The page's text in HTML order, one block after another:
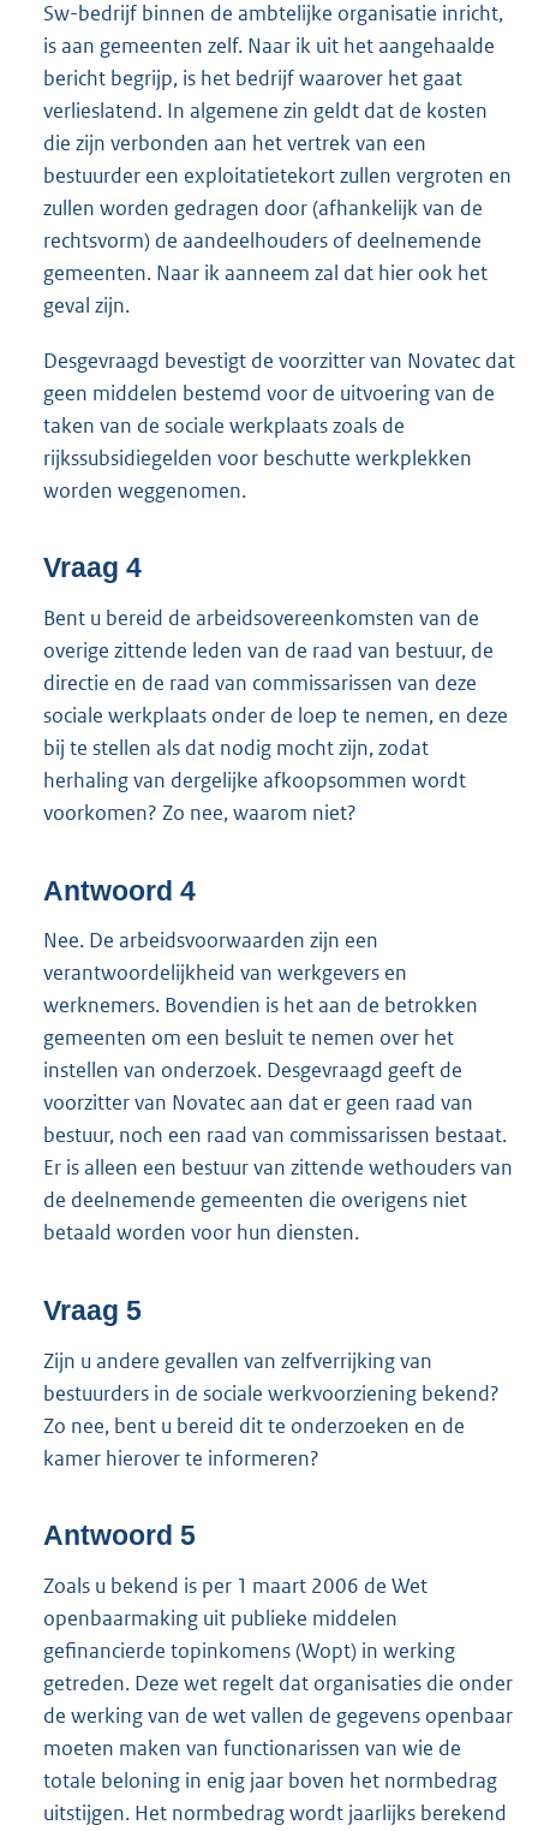
Sw-bedrijf binnen de ambtelijke organisatie inricht,
is aan gemeenten zelf. Naar ik uit het aangehaalde
bericht begrijp, is het bedrijf waarover het gaat
verlieslatend. In algemene zin geldt dat de kosten
die zijn verbonden aan het vertrek van een
bestuurder een exploitatietekort zullen vergroten en
zullen worden gedragen door (afhankelijk van de
rechtsvorm) de aandeelhouders of deelnemende
gemeenten. Naar ik aanneem zal dat hier ook het
geval zijn.
Desgevraagd bevestigt de voorzitter van Novatec dat
geen middelen bestemd voor de uitvoering van de
taken van de sociale werkplaats zoals de
rijkssubsidiegelden voor beschutte werkplekken
worden weggenomen.
Vraag 4
Bent u bereid de arbeidsovereenkomsten van de
overige zittende leden van de raad van bestuur, de
directie en de raad van commissarissen van deze
sociale werkplaats onder de loep te nemen, en deze
bij te stellen als dat nodig mocht zijn, zodat
herhaling van dergelijke afkoopsommen wordt
voorkomen? Zo nee, waarom niet?
Antwoord 4
Nee. De arbeidsvoorwaarden zijn een
verantwoordelijkheid van werkgevers en
werknemers. Bovendien is het aan de betrokken
gemeenten om een besluit te nemen over het
instellen van onderzoek. Desgevraagd geeft de
voorzitter van Novatec aan dat er geen raad van
bestuur, noch een raad van commissarissen bestaat.
Er is alleen een bestuur van zittende wethouders van
de deelnemende gemeenten die overigens niet
betaald worden voor hun diensten.
Vraag 5
Zijn u andere gevallen van zelfverrijking van
bestuurders in de sociale werkvoorziening bekend?
Zo nee, bent u bereid dit te onderzoeken en de
kamer hierover te informeren?
Antwoord 5
Zoals u bekend is per 1 maart 2006 de Wet
openbaarmaking uit publieke middelen
gefinancierde topinkomens (Wopt) in werking
getreden. Deze wet regelt dat organisaties die onder
de werking van de wet vallen de gegevens openbaar
moeten maken van functionarissen van wie de
totale beloning in enig jaar boven het normbedrag
uitstijgen. Het normbedrag wordt jaarlijks berekend